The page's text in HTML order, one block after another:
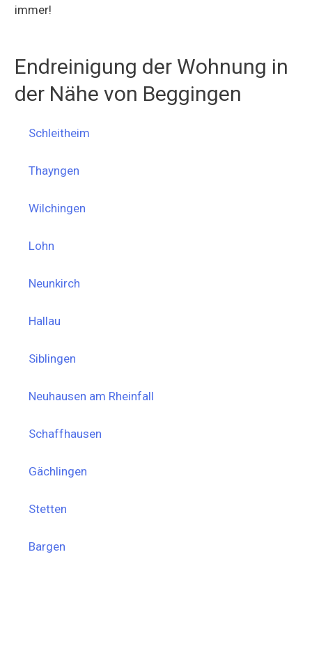
immer!
Endreinigung der Wohnung in
der Nähe von Beggingen
Schleitheim
Thayngen
Wilchingen
Lohn
Neunkirch
Hallau
Siblingen
Neuhausen am Rheinfall
Schaffhausen
Gächlingen
Stetten
Bargen